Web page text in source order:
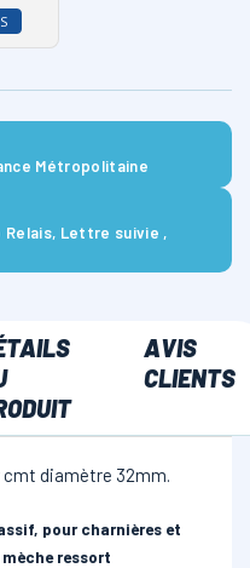
Métropolitaine
Relais, Lettre suivie ,
AVIS
CLIENTS
diamètre 32mm.
pour charnières et
ressort